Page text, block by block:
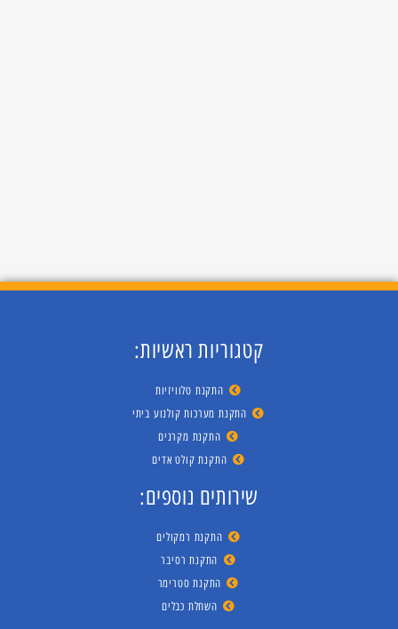
קטגוריות ראשיות:
התקנת טלוויזיות
התקנת מערכות קולנוע ביתי
התקנת מקרנים
התקנת קולט אדים
שירותים נוספים:
התקנת רמקולים
התקנת רסיבר
התקנת סטרימר
השחלת כבלים